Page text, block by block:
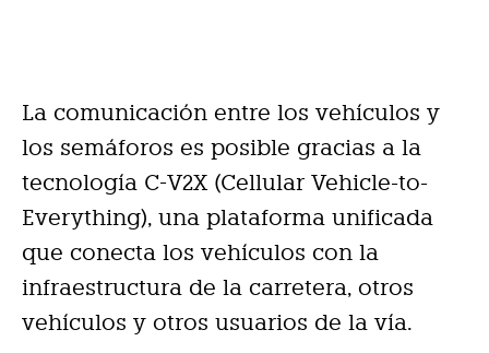
La comunicación entre los vehículos y
los semáforos es posible gracias a la
tecnología C-V2X (Cellular Vehicle-to-
Everything), una plataforma unificada
que conecta los vehículos con la
infraestructura de la carretera, otros
vehículos y otros usuarios de la vía.